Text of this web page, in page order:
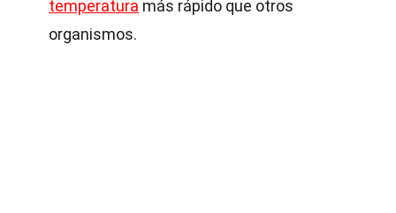
temperatura más rápido que otros
organismos.